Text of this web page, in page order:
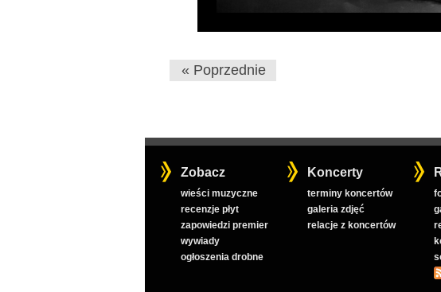
« Poprzednie
Zobacz
wieści muzyczne
recenzje płyt
zapowiedzi premier
wywiady
ogłoszenia drobne
Koncerty
terminy koncertów
galeria zdjęć
relacje z koncertów